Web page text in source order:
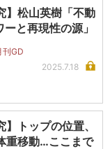
】松山英樹「不動
と再現性の源」
刊GD
2025.7.18
】トップの位置、
重移動…ここまで